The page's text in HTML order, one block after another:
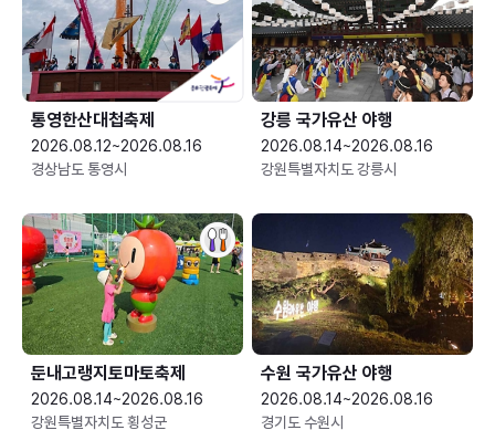
통영한산대첩축제
2026.08.12~2026.08.16
경상남도 통영시
강릉 국가유산 야행
2026.08.14~2026.08.16
강원특별자치도 강릉시
둔내고랭지토마토축제
2026.08.14~2026.08.16
강원특별자치도 횡성군
수원 국가유산 야행
2026.08.14~2026.08.16
경기도 수원시